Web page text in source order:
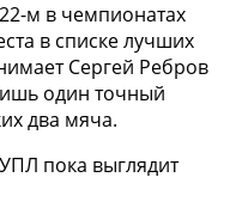
м в чемпионатах
в списке лучших
Сергей Ребров
один точный
два мяча.
пока выглядит